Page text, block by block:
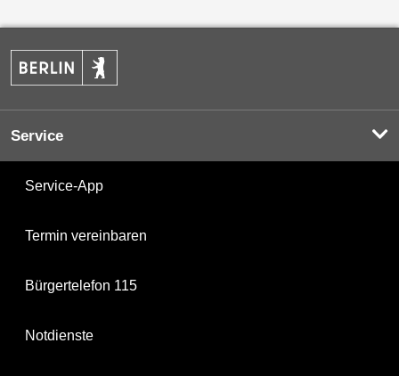
Service
Service-App
Termin vereinbaren
Bürgertelefon 115
Notdienste